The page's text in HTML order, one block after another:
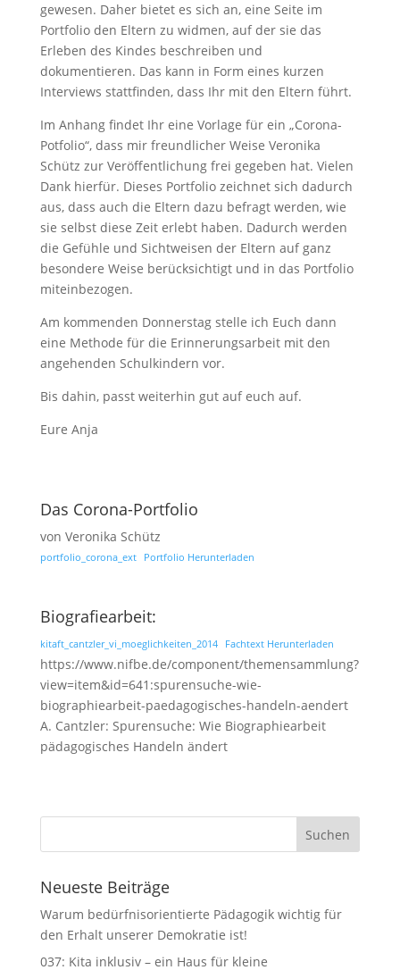
gewesen. Daher bietet es sich an, eine Seite im
Portfolio den Eltern zu widmen, auf der sie das
Erleben des Kindes beschreiben und
dokumentieren. Das kann in Form eines kurzen
Interviews stattfinden, dass Ihr mit den Eltern führt.
Im Anhang findet Ihr eine Vorlage für ein „Corona-
Potfolio“, dass mir freundlicher Weise Veronika
Schütz zur Veröffentlichung frei gegeben hat. Vielen
Dank hierfür. Dieses Portfolio zeichnet sich dadurch
aus, dass auch die Eltern dazu befragt werden, wie
sie selbst diese Zeit erlebt haben. Dadurch werden
die Gefühle und Sichtweisen der Eltern auf ganz
besondere Weise berücksichtigt und in das Portfolio
miteinbezogen.
Am kommenden Donnerstag stelle ich Euch dann
eine Methode für die Erinnerungsarbeit mit den
angehenden Schulkindern vor.
Bis dahin, passt weiterhin gut auf euch auf.
Eure Anja
Das Corona-Portfolio
von Veronika Schütz
portfolio_corona_ext Portfolio Herunterladen
Biografiearbeit:
kitaft_cantzler_vi_moeglichkeiten_2014 Fachtext Herunterladen
https://www.nifbe.de/component/themensammlung?
view=item&id=641:spurensuche-wie-
biographiearbeit-paedagogisches-handeln-aendert
A. Cantzler: Spurensuche: Wie Biographiearbeit
pädagogisches Handeln ändert
Neueste Beiträge
Warum bedürfnisorientierte Pädagogik wichtig für
den Erhalt unserer Demokratie ist!
037: Kita inklusiv – ein Haus für kleine